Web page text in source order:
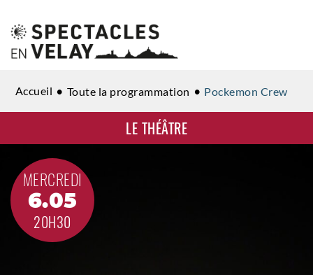
LE THÉÂTRE
Accueil Toute la programmation Pockemon Crew
MERCREDI
6.05
20H30